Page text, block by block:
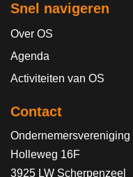
Snel navigeren
Over OS
Agenda
Activiteiten van OS
Contact
Ondernemersvereniging
Holleweg 16F
3925 LW Scherpenzeel